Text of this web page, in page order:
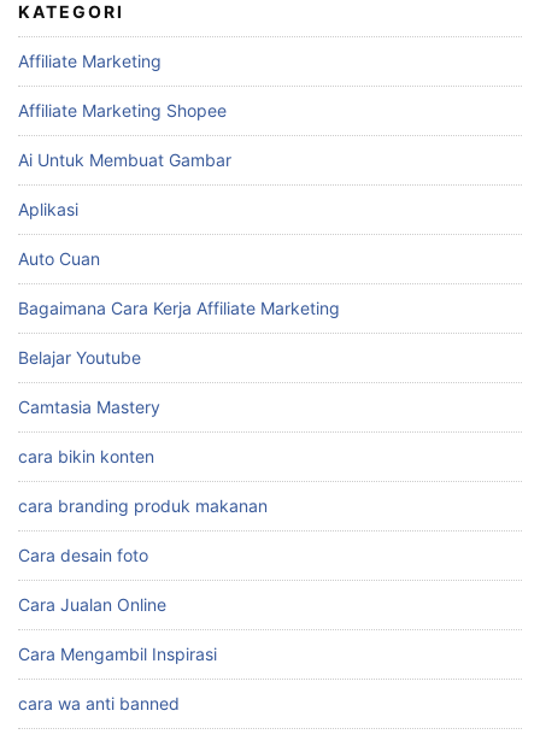
KATEGORI
Affiliate Marketing
Affiliate Marketing Shopee
Ai Untuk Membuat Gambar
Aplikasi
Auto Cuan
Bagaimana Cara Kerja Affiliate Marketing
Belajar Youtube
Camtasia Mastery
cara bikin konten
cara branding produk makanan
Cara desain foto
Cara Jualan Online
Cara Mengambil Inspirasi
cara wa anti banned